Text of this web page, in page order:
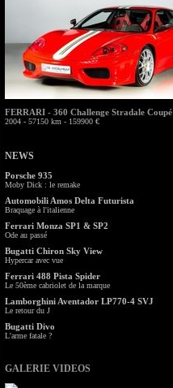
FERRARI - 360 Challenge Stradale Coupé
2004 - 57150 km - 159900 €
NEWS
Porsche 935
Moby Dick : le remake
Automobili Amos Delta Futurista
Braquage à l'italienne
Ferrari Monza SP1 & SP2
Ode au passé
Bugatti Chiron Sky View
Hypercar avec vue
Ferrari 488 Pista Spider
Le 50ème cabriolet de la marque
Lamborghini Aventador LP770-4 SVJ
Le retour du J
Bugatti Divo
L'arme fatale ?
GALERIE VIDEOS